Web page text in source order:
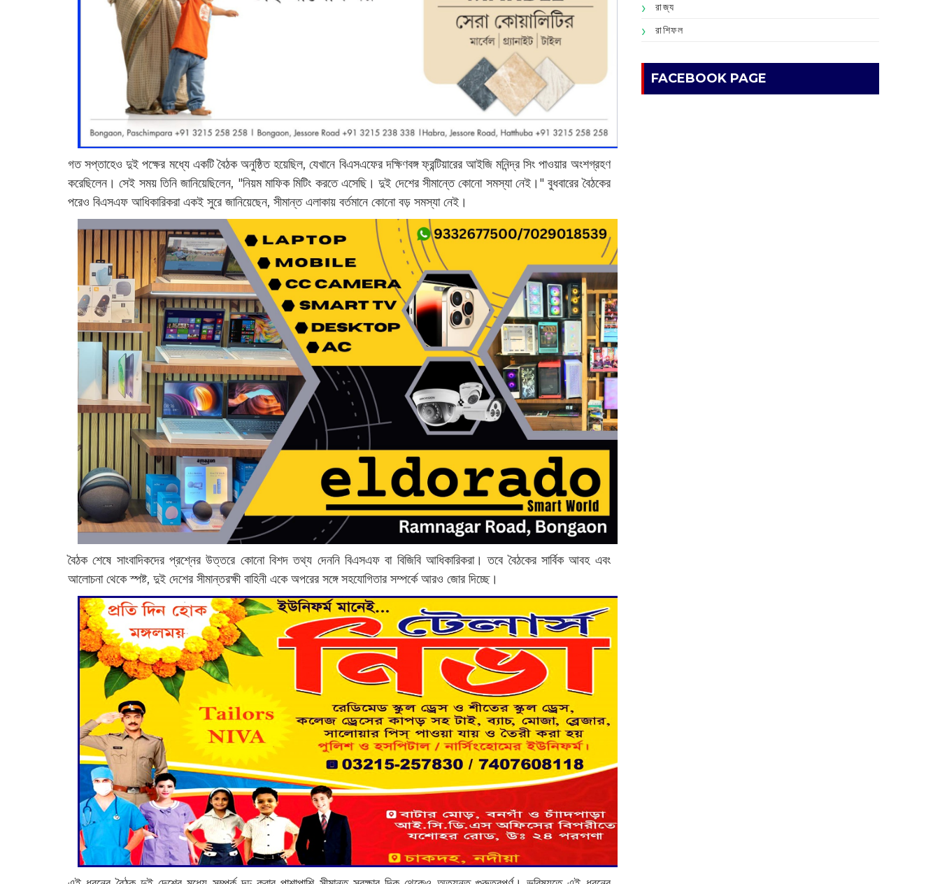
গত সপ্তাহেও দুই পক্ষের মধ্যে একটি বৈঠক অনুষ্ঠিত হয়েছিল, যেখানে বিএসএফের দক্ষিণবঙ্গ ফ্রন্টিয়ারের আইজি মনিন্দ্র সিং পাওয়ার অংশগ্রহণ
করেছিলেন। সেই সময় তিনি জানিয়েছিলেন, "নিয়ম মাফিক মিটিং করতে এসেছি। দুই দেশের সীমান্তে কোনো সমস্যা নেই।" বুধবারের বৈঠকের
পরেও বিএসএফ আধিকারিকরা একই সুরে জানিয়েছেন, সীমান্ত এলাকায় বর্তমানে কোনো বড় সমস্যা নেই।
বৈঠক শেষে সাংবাদিকদের প্রশ্নের উত্তরে কোনো বিশদ তথ্য দেননি বিএসএফ বা বিজিবি আধিকারিকরা। তবে বৈঠকের সার্বিক আবহ এবং
আলোচনা থেকে স্পষ্ট, দুই দেশের সীমান্তরক্ষী বাহিনী একে অপরের সঙ্গে সহযোগিতার সম্পর্কে আরও জোর দিচ্ছে।
রাজ্য
রাশিফল
FACEBOOK PAGE